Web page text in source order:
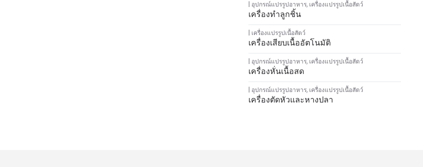
อุปกรณ์แปรรูปอาหาร, เครื่องแปรรูปเนื้อสัตว์
เครื่องทำลูกชิ้น
เครื่องแปรรูปเนื้อสัตว์
เครื่องเสียบเนื้ออัตโนมัติ
อุปกรณ์แปรรูปอาหาร, เครื่องแปรรูปเนื้อสัตว์
เครื่องหั่นเนื้อสด
อุปกรณ์แปรรูปอาหาร, เครื่องแปรรูปเนื้อสัตว์
เครื่องตัดหัวและหางปลา